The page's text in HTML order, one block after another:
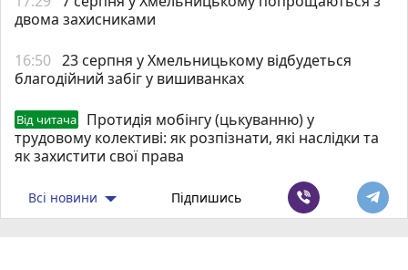
двома захисниками
16:50 23 серпня у Хмельницькому відбудеться
благодійний забіг у вишиванках
Від читача
Протидія мобінгу (цькуванню) у
трудовому колективі: як розпізнати, які наслідки та
як захистити свої права
Всі новини Підпишись